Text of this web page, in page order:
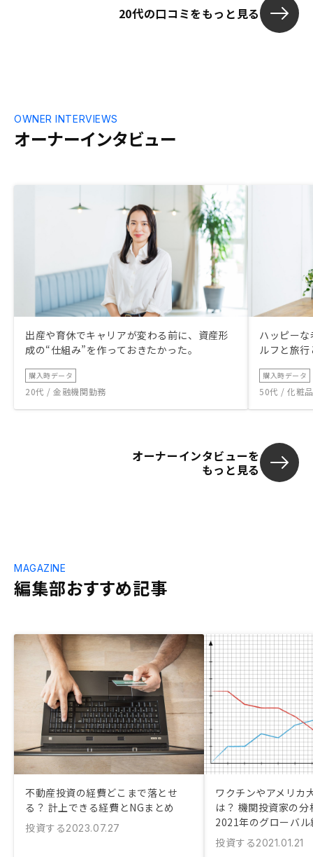
20代の口コミをもっと見る
オーナーインタビュー
OWNER INTERVIEWS
出産や育休でキャリアが変わる前に、資産形
成の“仕組み”を作っておきたかった。
購入時データ
20代 / 金融機関勤務
ハッピー
ルフと旅
購入時データ
50代 / 化粧
オーナーインタビューを
もっと見る
編集部おすすめ記事
MAGAZINE
不動産投資の経費どこまで落とせ
る？ 計上できる経費とNGまとめ
投資する2023.07.27
ワクチンやアメリカ
は？ 機関投資家の
2021年のグローバ
投資する2021.01.21